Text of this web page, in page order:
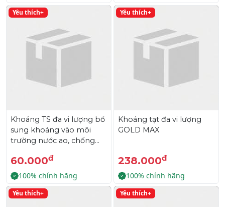
Yêu thích+
Khoáng TS đa vi lượng bổ
sung khoáng vào môi
trường nước ao, chống
60.000đ
100% chính hãng
Yêu thích+
Khoáng tạt đa vi lượng
GOLD MAX
238.000đ
100% chính hãng
Yêu thích+ Yêu thích+